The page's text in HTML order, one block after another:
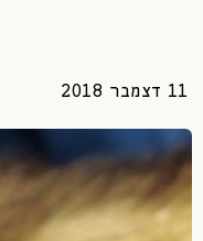
11 דצמבר 2018